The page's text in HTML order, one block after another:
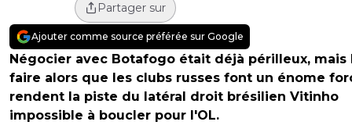
Partager sur
Ajouter comme source préférée sur Google
Négocier avec Botafogo était déjà périlleux, mais
faire alors que les clubs russes font un énome
rendent la piste du latéral droit brésilien Vitinho
impossible à boucler pour l'OL.